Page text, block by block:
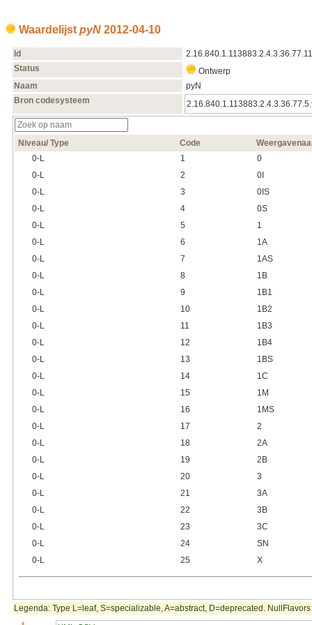
Waardelijst pyN 2012‑04‑10
Id
Status
Ontwerp
Naam
pyN
Bron codesysteem
Niveau/ Type Code
0‑L
1
0
0‑L
2
0I
0‑L
3
0IS
0‑L
4
0S
0‑L
5
1
0‑L
6
1A
0‑L
7
1AS
0‑L
8
1B
0‑L
9
1B1
0‑L
10
1B2
0‑L
11
1B3
0‑L
12
1B4
0‑L
13
1BS
0‑L
14
1C
0‑L
15
1M
0‑L
16
1MS
0‑L
17
2
0‑L
18
2A
0‑L
19
2B
0‑L
20
3
0‑L
21
3A
0‑L
22
3B
0‑L
23
3C
0‑L
24
SN
0‑L
25 X
Legenda: Type L=leaf, S=specializable, A=abstract, D=deprecated.